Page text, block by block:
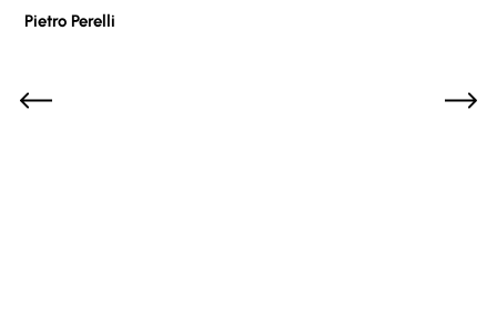
Pietro Perelli